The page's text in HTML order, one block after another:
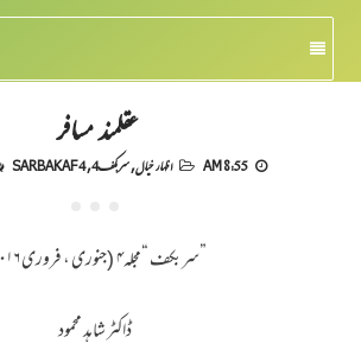
عقلمند مسافر
8:55 AM اظہار خیال,سربکف4 ,
SARBAKAF 4
”سربکف “مجلہ۴ (جنوری ، فروری ۲۰۱۶)
ڈاکٹر شاہد محمود